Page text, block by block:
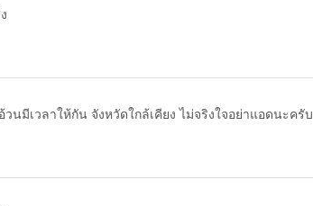
นมีเวลาให้กัน จังหวัดใกล้เคียง ไม่จริงใจอย่าแอดนะครับ